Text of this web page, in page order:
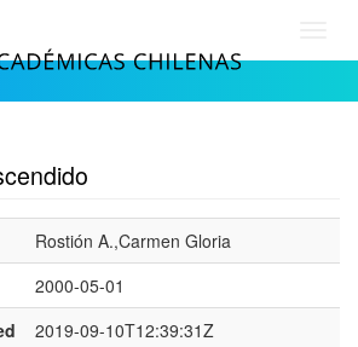
Rostión A.,Carmen Gloria
2000-05-01
2019-09-10T12:39:31Z